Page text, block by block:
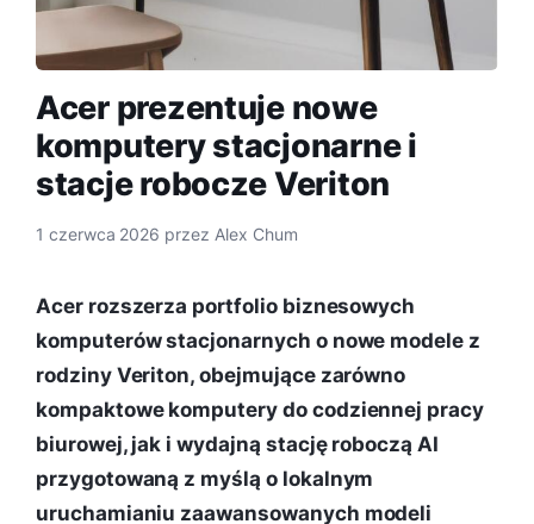
Acer prezentuje nowe
komputery stacjonarne i
stacje robocze Veriton
1 czerwca 2026 przez Alex Chum
Acer rozszerza portfolio biznesowych
komputerów stacjonarnych o nowe modele z
rodziny Veriton, obejmujące zarówno
kompaktowe komputery do codziennej pracy
biurowej, jak i wydajną stację roboczą AI
przygotowaną z myślą o lokalnym
uruchamianiu zaawansowanych modeli